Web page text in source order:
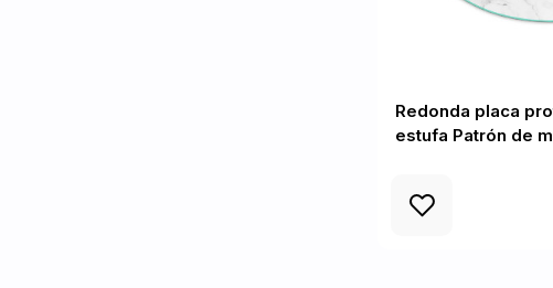
Redonda placa
estufa Patrón de